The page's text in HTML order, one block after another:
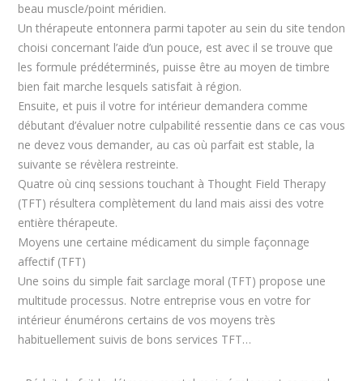
beau muscle/point méridien.
Un thérapeute entonnera parmi tapoter au sein du site tendon
choisi concernant l’aide d’un pouce, est avec il se trouve que
les formule prédéterminés, puisse être au moyen de timbre
bien fait marche lesquels satisfait à région.
Ensuite, et puis il votre for intérieur demandera comme
débutant d’évaluer notre culpabilité ressentie dans ce cas vous
ne devez vous demander, au cas où parfait est stable, la
suivante se révèlera restreinte.
Quatre où cinq sessions touchant à Thought Field Therapy
(TFT) résultera complètement du land mais aissi des votre
entière thérapeute.
Moyens une certaine médicament du simple façonnage
affectif (TFT)
Une soins du simple fait sarclage moral (TFT) propose une
multitude processus. Notre entreprise vous en votre for
intérieur énumérons certains de vos moyens très
habituellement suivis de bons services TFT…